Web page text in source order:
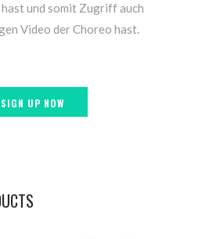
und somit Zugriff auch
Video der Choreo hast.
SIGN UP NOW